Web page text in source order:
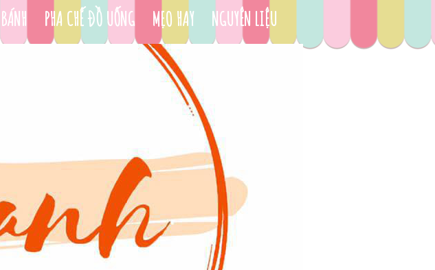
PHA CHẾ ĐỒ UỐNG MẸO HAY
NGUYÊN LIỆU